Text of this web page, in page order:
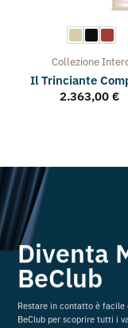
Collezione
Il Trinciante
2.363,00 €
Diventa
BeClub
Restare in contatto è
BeClub per scoprire tutti i